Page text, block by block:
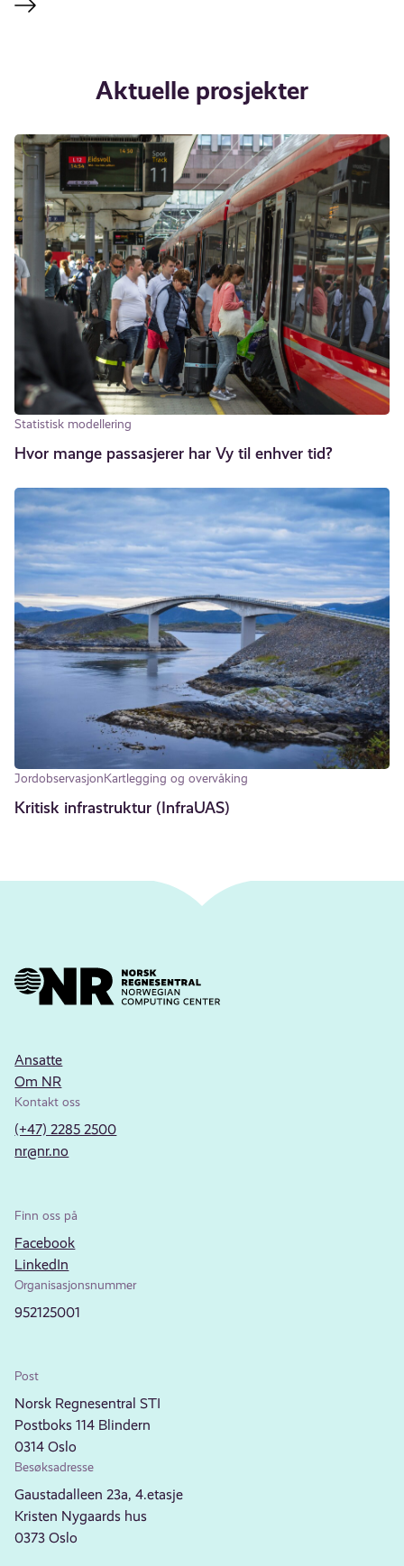
Aktuelle prosjekter
Statistisk modellering
Hvor mange passasjerer har Vy til enhver tid?
JordobservasjonKartlegging og overvåking
Kritisk infrastruktur (InfraUAS)
Ansatte
Om NR
Kontakt oss
(+47) 2285 2500
nr@nr.no
Finn oss på
Facebook
LinkedIn
Organisasjonsnummer
952125001
Post
Norsk Regnesentral STI
Postboks 114 Blindern
0314 Oslo
Besøksadresse
Gaustadalleen 23a, 4.etasje
Kristen Nygaards hus
0373 Oslo